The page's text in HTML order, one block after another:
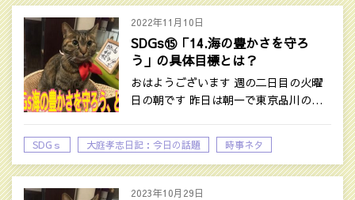
2022年11月10日
SDGs⑮「14.海の豊かさを守ろ
う」の具体目標とは？
おはようございます 週の二日目の火曜
日の朝です 昨日は朝一で東京品川の…
SDGｓ 大庭孝志日記：今日の話題 時事ネタ
2023年10月29日